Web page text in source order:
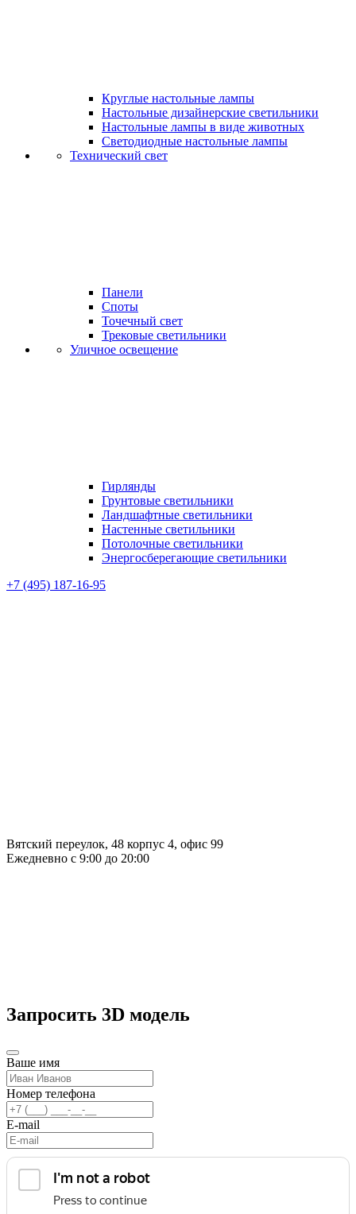
Круглые настольные лампы
Настольные дизайнерские светильники
Настольные лампы в виде животных
Светодиодные настольные лампы
Технический свет
Панели
Споты
Точечный свет
Трековые светильники
Уличное освещение
Гирлянды
Грунтовые светильники
Ландшафтные светильники
Настенные светильники
Потолочные светильники
Энергосберегающие светильники
+7 (495) 187-16-95
Вятский переулок, 48 корпус 4, офис 99
Ежедневно с 9:00 до 20:00
Запросить 3D модель
Ваше имя
Номер телефона
E-mail